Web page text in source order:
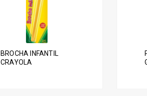
BROCHA INFANTIL
CRAYOLA